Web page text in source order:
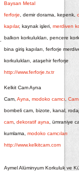
Baysan Metal
ferforje , demir dorama, kepenk,
kapılar, kaynak işleri, merdiven
balkon korkulukları, pencere
bina giriş kapıları , ferforje
korkulukları, ataşehir ferforje
http://www.ferforje.tv.tr
Kelkit Cam Ayna
Cam, Ayna modoko camcı
bombeli cam, bizote, kanal,
cam, dekoratif ayna , ümraniye
kumlama, modoko camcıları
http://www.kelkitcam.com
Aymel Alüminyum Korkuluk ve